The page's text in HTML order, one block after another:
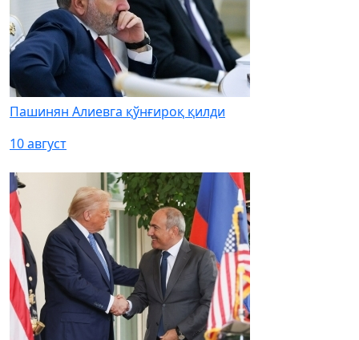
Пашинян Алиевга қўнғироқ қилди
10 август